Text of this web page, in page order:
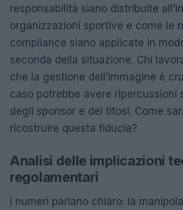
responsabilità siano distribuite
organizzazioni sportive e come le
compliance siano applicate in
seconda della situazione. Chi
che la gestione dell’immagine è
caso potrebbe avere ripercussioni
degli sponsor e dei tifosi. Come
ricostruire questa fiducia?
Analisi delle implicazioni
regolamentari
I numeri parlano chiaro: la